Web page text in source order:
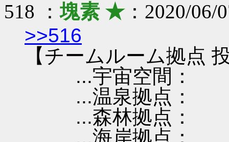
518 ：塊素 ★：2020/06/
>>516
【チームルーム拠点
...宇宙空間：
...温泉拠点：
...森林拠点：
...海岸拠点：